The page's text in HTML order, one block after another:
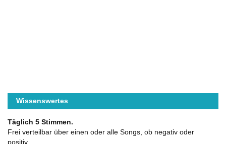
Wissenswertes
Täglich 5 Stimmen.
Frei verteilbar über einen oder alle Songs, ob negativ oder
positiv..